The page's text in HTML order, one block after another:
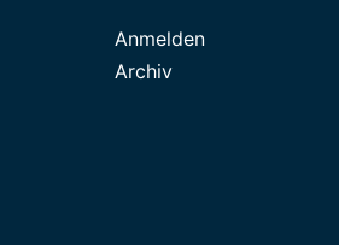
Anmelden
Archiv